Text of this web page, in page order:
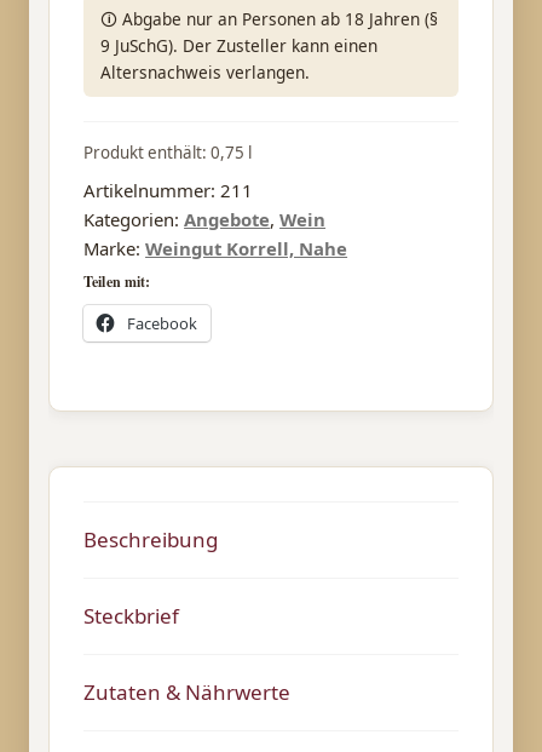
Menge
🛈 Abgabe nur an Personen ab 18 Jahren (§
9 JuSchG). Der Zusteller kann einen
Altersnachweis verlangen.
Produkt enthält: 0,75
Artikelnummer:211
Kategorien:Angebote,Wein
Marke:Weingut Korrell, Nahe
Teilen mit:
Facebook
Beschreibung
Steckbrief
Zutaten & Nährwerte